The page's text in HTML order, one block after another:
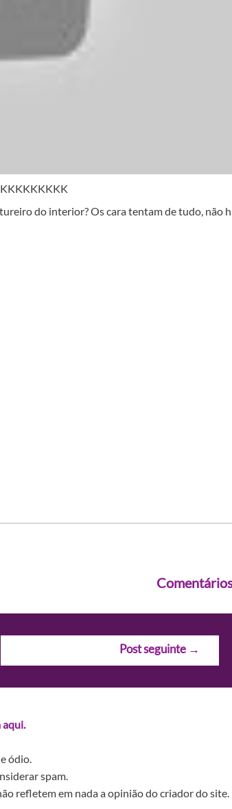
do interior? Os cara tentam de tudo, não
Post seguinte →
aqui.
ódio.
spam.
refletem em nada a opinião do criador do site.